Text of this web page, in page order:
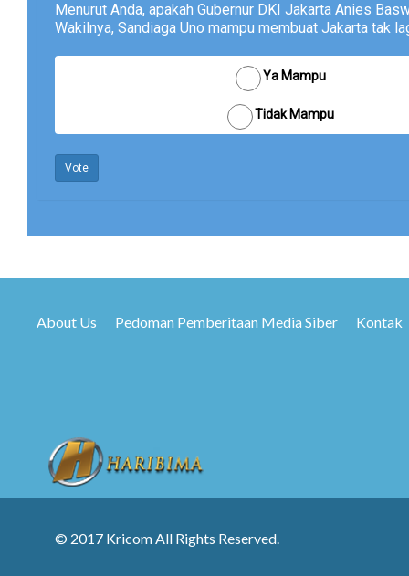
Menurut Anda, apakah Gubernur DKI Jakarta Anies
Wakilnya, Sandiaga Uno mampu membuat Jakarta tak
Ya Mampu
Tidak Mampu
Vote
About Us Pedoman Pemberitaan Media Siber Kontak
© 2017 Kricom All Rights Reserved.